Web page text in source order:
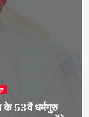
के 53वें धर्मगुरु